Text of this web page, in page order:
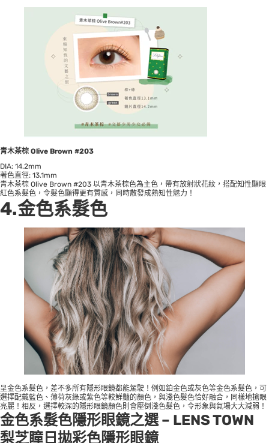
青木茶棕 Olive Brown #203
DIA: 14.2mm
著色直徑: 13.1mm
青木茶棕 Olive Brown #203 以青木茶棕色為主色，帶有放射狀花紋，搭配知性顯眼
紅色系髮色，令髮色顯得更有質感，同時散發成熟知性魅力！
4.金色系髮色
呈金色系髮色，差不多所有隱形眼鏡都能駕駛！例如鉑金色或灰色等金色系髮色，可
選擇配戴藍色、薄荷灰綠或紫色等較鮮豔的顏色，與淺色髮色恰好融合，同樣地搶眼
亮麗！相反，選擇較深的隱形眼鏡顏色則會壓倒淺色髮色，令形象與氣場大大減弱！
金色系髮色隱形眼鏡之選 – LENS TOWN
梨芝瞳日拋彩色隱形眼鏡